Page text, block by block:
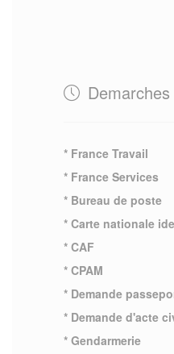
* France Travail
* France Services
* Bureau de poste
* Carte nationale
* CAF
* CPAM
* Demande
* Demande d'acte
* Gendarmerie